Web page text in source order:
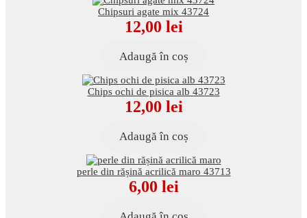
Chipsuri agate mix 43724
12,00 lei
Adaugă în coș
Chips ochi de pisica alb 43723
12,00 lei
Adaugă în coș
perle din rășină acrilică maro 43713
6,00 lei